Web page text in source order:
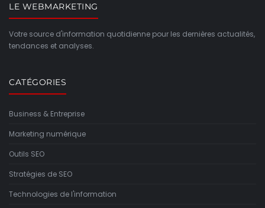
LE WEBMARKETING
Votre source d'information quotidienne pour les dernières actualités,
tendances et analyses.
CATÉGORIES
Business & Entreprise
Marketing numérique
Outils SEO
Stratégies de SEO
Technologies de l'information